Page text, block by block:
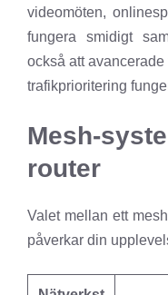
videomöten,
fungera smidigt
också att
trafikprioritering
Mesh-
router
Valet mellan ett
påverkar din